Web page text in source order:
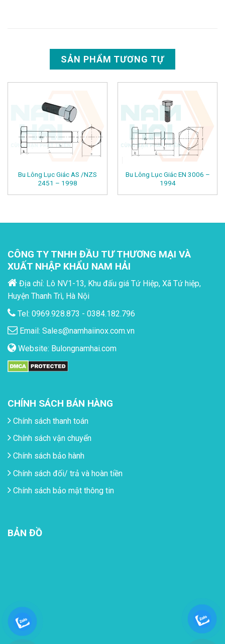
SẢN PHẨM TƯƠNG TỰ
Bu Lông Lục Giác AS /NZS
2451 – 1998
Bu Lông Lục Giác EN 3006 –
1994
CÔNG TY TNHH ĐẦU TƯ THƯƠNG MẠI VÀ
XUẤT NHẬP KHẨU NAM HẢI
Địa chỉ: Lô NV1-13, Khu đấu giá Tứ Hiệp, Xã Tứ hiệp,
Huyện Thanh Trì, Hà Nội
Tel: 0969.928.873 - 0384.182.796
Email: Sales@namhaiinox.com.vn
Website: Bulongnamhai.com
CHÍNH SÁCH BÁN HÀNG
Chính sách thanh toán
Chính sách vận chuyển
Chính sách bảo hành
Chính sách đối/ trả và hoàn tiền
Chính sách bảo mật thông tin
BẢN ĐỒ